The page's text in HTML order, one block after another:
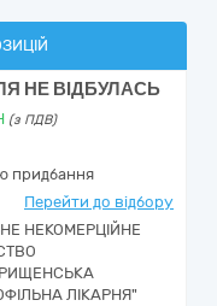
НЕ ВІДБУЛАСЬ
(з ПДВ)
придбання
Перейти до відбору
НЕКОМЕРЦІЙНЕ
ЛІКАРНЯ"